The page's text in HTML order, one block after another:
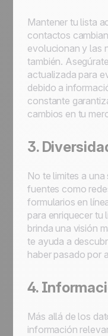
Mantener tu lista
contactos
evolucionan y las
también.
actualizada para
debido a
constante
cambios en tu
3.
No te limites a
fuentes como
formularios en
para enriquecer tu
brinda una visión
te ayuda a
haber pasado por
4.
Más allá de los
información